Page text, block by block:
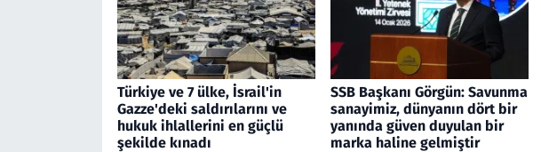
Türkiye ve 7 ülke, İsrail'in
Gazze'deki saldırılarını ve
hukuk ihlallerini en güçlü
şekilde kınadı
SSB Başkanı Görgün: Savunma
sanayimiz, dünyanın dört bir
yanında güven duyulan bir
marka haline gelmiştir